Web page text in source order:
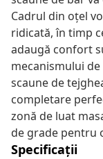
Cadrul din oțel
ridicată, în timp
adaugă confort
mecanismului
scaune de
completare
zonă de luat
de grade pentru
Specificații